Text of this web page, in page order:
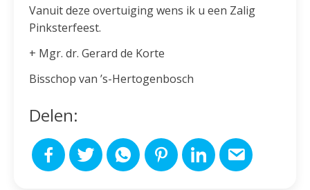
Vanuit deze overtuiging wens ik u een Zalig
Pinksterfeest.
+ Mgr. dr. Gerard de Korte
Bisschop van ’s-Hertogenbosch
Delen: